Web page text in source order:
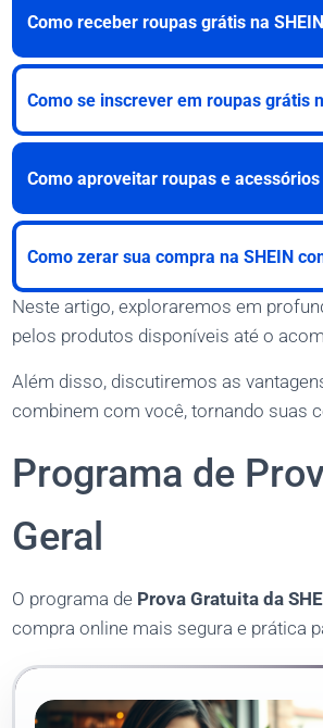
Como receber roupas grátis na SHEIN
Como se inscrever em roupas grátis
Como aproveitar roupas e
Como zerar sua compra na SHEIN
Neste artigo, exploraremos em
pelos produtos disponíveis até o
Além disso, discutiremos as
combinem com você, tornando suas
Programa de
Geral
O programa de Prova Gratuita da
compra online mais segura e prática